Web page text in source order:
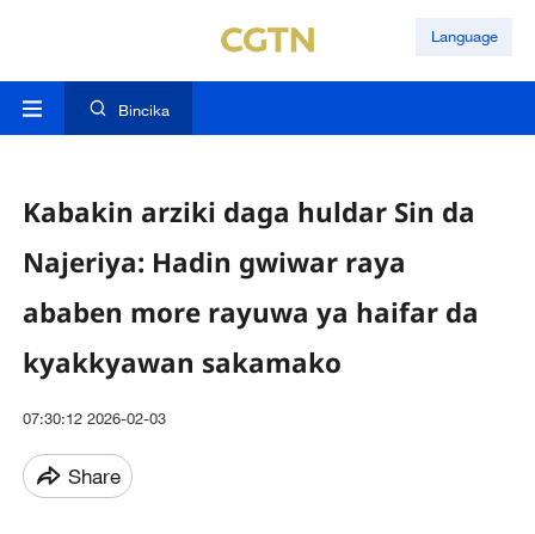
Language
Bincika
Kabakin arziki daga huldar Sin da
Najeriya: Hadin gwiwar raya
ababen more rayuwa ya haifar da
kyakkyawan sakamako
07:30:12 2026-02-03
Share